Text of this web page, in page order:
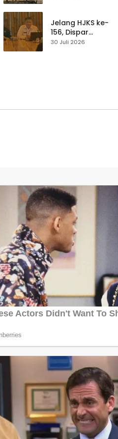
Waspada
Jelang HJKS ke-
156, Dispar
Kabupaten
30 Juli 2026